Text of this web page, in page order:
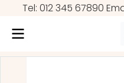
Tel: 012 345 67890